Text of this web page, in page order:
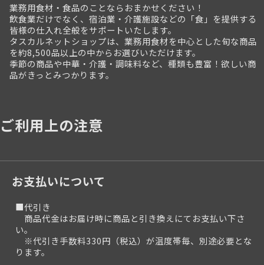
業務用食材・食品のことならおまかせください！
飲食業だけでなく、宿泊業・介護施設などの「食」を提供する
皆様の仕入れ全般をサポートいたします。
タスカルネットショップは、業務用食材を中心とした旬な商品
を約8,500品以上の中からお選びいただけます。
季節の商品や中華・介護・調味料など、種類も豊富！欲しい商
品がきっとみつかります。
ご利用上の注意
お支払いについて
■代引き
商品代金はお届け時に商品と引き換えにてお支払い下さ
い。
※代引き手数料330円（税込）が温度帯毎、別途必要とな
ります。